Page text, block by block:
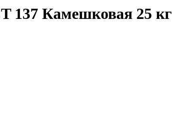
137 Камешковая 25 кг